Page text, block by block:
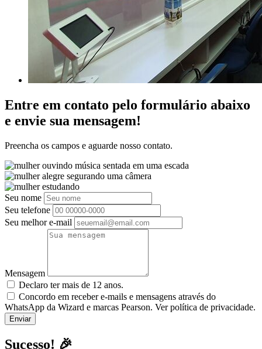
Entre em contato pelo formulário abaixo
e envie sua mensagem!
Preencha os campos e aguarde nosso contato.
Seu nome
Seu telefone
Seu melhor e-mail
Mensagem
Declaro ter mais de 12 anos.
Concordo em receber e-mails e mensagens através do
WhatsApp da Wizard e marcas Pearson. Ver política de privacidade.
Sucesso! 🎉